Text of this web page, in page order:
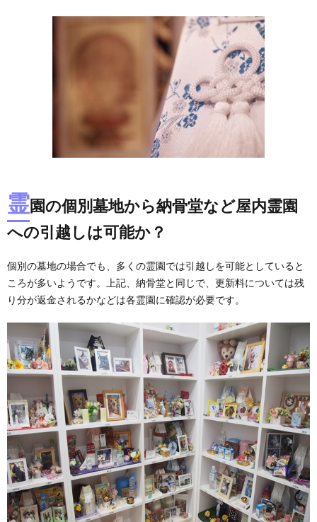
霊園の個別墓地から納骨堂など屋内霊園
への引越しは可能か？
個別の墓地の場合でも、多くの霊園では引越しを可能としていると
ころが多いようです。上記、納骨堂と同じで、更新料については残
り分が返金されるかなどは各霊園に確認が必要です。